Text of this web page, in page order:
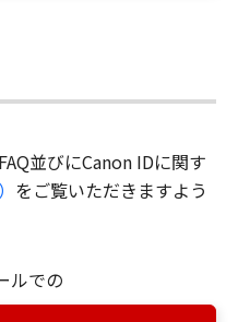
並びにCanon IDに関す
をご覧いただきますよう
ルでの